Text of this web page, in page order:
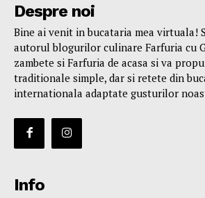
Despre noi
Bine ai venit in bucataria mea virtuala!
autorul blogurilor culinare Farfuria cu
zambete si Farfuria de acasa si va
traditionale simple, dar si retete din
internationala adaptate gusturilor
Info